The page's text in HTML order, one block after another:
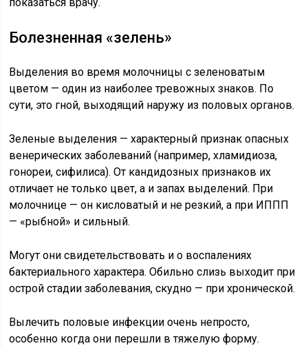
Болезненная «зелень»
Выделения во время молочницы с зеленоватым
цветом — один из наиболее тревожных знаков. По
сути, это гной, выходящий наружу из половых органов.
Зеленые выделения — характерный признак опасных
венерических заболеваний (например, хламидиоза,
гонореи, сифилиса). От кандидозных признаков их
отличает не только цвет, а и запах выделений. При
молочнице — он кисловатый и не резкий, а при ИППП
— «рыбной» и сильный.
Могут они свидетельствовать и о воспалениях
бактериального характера. Обильно слизь выходит при
острой стадии заболевания, скудно — при хронической.
Вылечить половые инфекции очень непросто,
особенно когда они перешли в тяжелую форму.